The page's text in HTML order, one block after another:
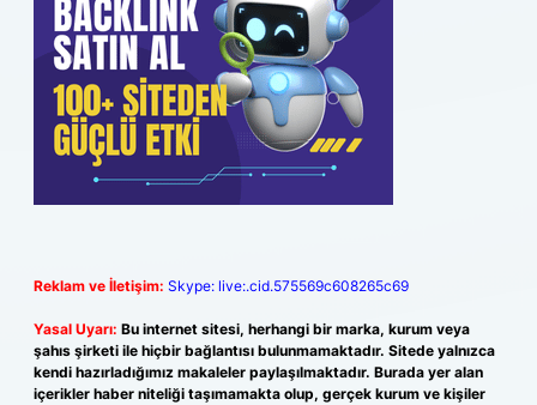
Reklam ve İletişim: Skype: live:.cid.575569c608265c69
Yasal Uyarı: Bu internet sitesi, herhangi bir marka, kurum veya
şahıs şirketi ile hiçbir bağlantısı bulunmamaktadır. Sitede yalnızca
kendi hazırladığımız makaleler paylaşılmaktadır. Burada yer alan
içerikler haber niteliği taşımamakta olup, gerçek kurum ve kişiler